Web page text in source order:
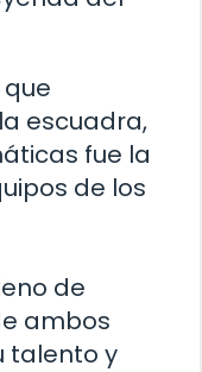
escuadra,
fue la
de los
de
ambos
talento y